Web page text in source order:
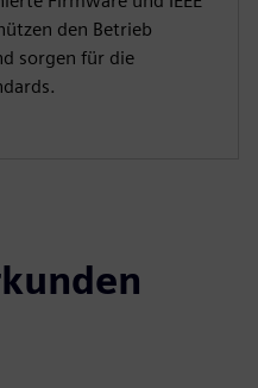
den Betrieb
sorgen für die